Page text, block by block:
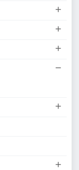





